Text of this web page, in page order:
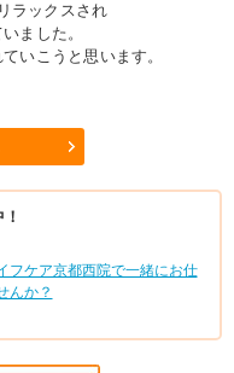
ラックスされ
ました。
いこうと思います。
フケア京都西院で一緒にお仕
んか？